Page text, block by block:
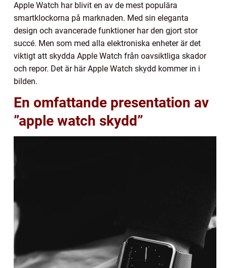
Apple Watch har blivit en av de mest populära
smartklockorna på marknaden. Med sin eleganta
design och avancerade funktioner har den gjort stor
succé. Men som med alla elektroniska enheter är det
viktigt att skydda Apple Watch från oavsiktliga skador
och repor. Det är här Apple Watch skydd kommer in i
bilden.
En omfattande presentation av
”apple watch skydd”